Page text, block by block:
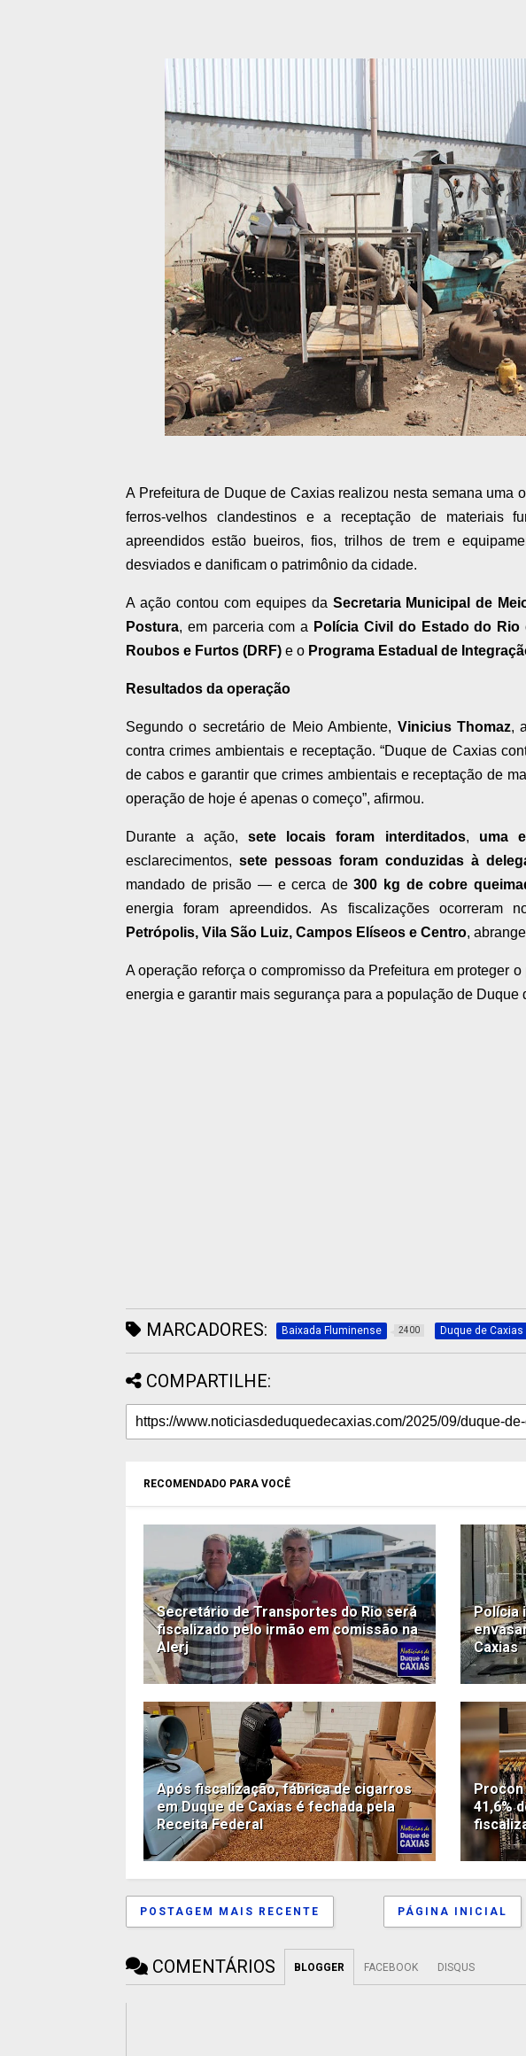
A Prefeitura de Duque de Caxias realizou nesta semana uma
ferros-velhos clandestinos e a receptação de materiais
apreendidos estão bueiros, fios, trilhos de trem e
desviados e danificam o patrimônio da cidade.
A ação contou com equipes da Secretaria Municipal de
Postura, em parceria com a Polícia Civil do Estado do Rio
Roubos e Furtos (DRF) e o Programa Estadual de
Resultados da operação
Segundo o secretário de Meio Ambiente, Vinicius Thomaz,
contra crimes ambientais e receptação. “Duque de Caxias
de cabos e garantir que crimes ambientais e receptação de
operação de hoje é apenas o começo”, afirmou.
Durante a ação,sete locais foram interditados, uma
esclarecimentos, sete pessoas foram conduzidas à
mandado de prisão — e cerca de300 kg de cobre
energia foram apreendidos. As fiscalizações ocorreram
Petrópolis, Vila São Luiz, Campos Elíseos e Centro,
A operação reforça o compromisso da Prefeitura em proteger
energia e garantir mais segurança para a população de Duque
MARCADORES: Baixada Fluminense 2400 Duque de Caxias
COMPARTILHE:
RECOMENDADO PARA VOCÊ
Secretário de Transportes do Rio será
fiscalizado pelo irmão em comissão na
Alerj
Polícia
Caxias
Após fiscalização, fábrica de cigarros
em Duque de Caxias é fechada pela
Receita Federal
41,6%
POSTAGEM MAIS RECENTE PÁGINA INICIAL
COMENTÁRIOS BLOGGER FACEBOOK DISQUS